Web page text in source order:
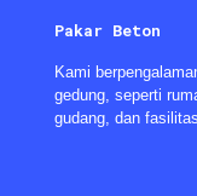
Pakar Beton
Kami
gedung, seperti
gudang, dan